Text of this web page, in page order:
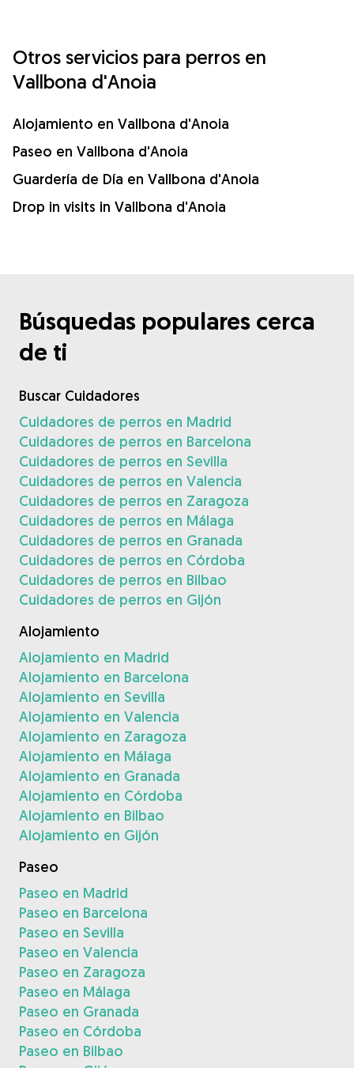
Otros servicios para perros en
Vallbona d'Anoia
Alojamiento en Vallbona d'Anoia
Paseo en Vallbona d'Anoia
Guardería de Día en Vallbona d'Anoia
Drop in visits in Vallbona d'Anoia
Búsquedas populares cerca
de ti
Buscar Cuidadores
Cuidadores de perros en Madrid
Cuidadores de perros en Barcelona
Cuidadores de perros en Sevilla
Cuidadores de perros en Valencia
Cuidadores de perros en Zaragoza
Cuidadores de perros en Málaga
Cuidadores de perros en Granada
Cuidadores de perros en Córdoba
Cuidadores de perros en Bilbao
Cuidadores de perros en Gijón
Alojamiento
Alojamiento en Madrid
Alojamiento en Barcelona
Alojamiento en Sevilla
Alojamiento en Valencia
Alojamiento en Zaragoza
Alojamiento en Málaga
Alojamiento en Granada
Alojamiento en Córdoba
Alojamiento en Bilbao
Alojamiento en Gijón
Paseo
Paseo en Madrid
Paseo en Barcelona
Paseo en Sevilla
Paseo en Valencia
Paseo en Zaragoza
Paseo en Málaga
Paseo en Granada
Paseo en Córdoba
Paseo en Bilbao